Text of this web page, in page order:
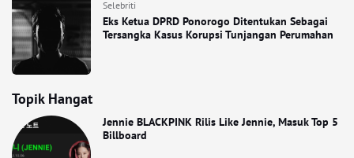
Selebriti
Eks Ketua DPRD Ponorogo Ditentukan Sebagai
Tersangka Kasus Korupsi Tunjangan Perumahan
Topik Hangat
Jennie BLACKPINK Rilis Like Jennie, Masuk Top 5
Billboard